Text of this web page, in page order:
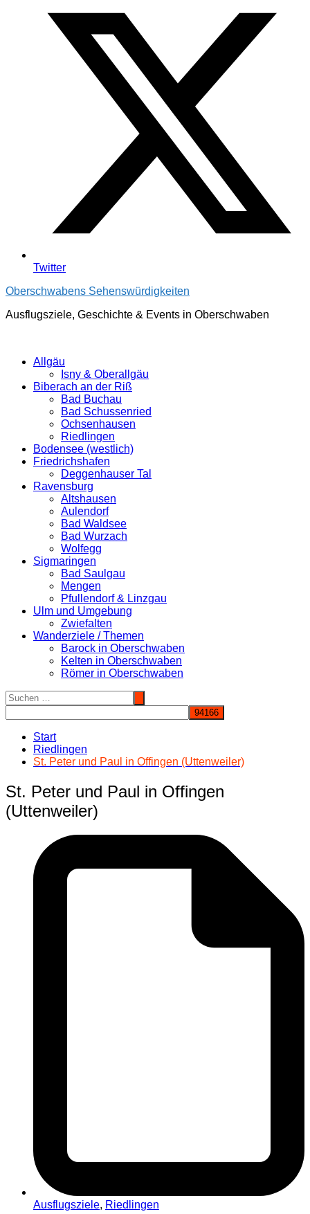
Twitter
Oberschwabens Sehenswürdigkeiten
Ausflugsziele, Geschichte & Events in Oberschwaben
Allgäu
Isny & Oberallgäu
Biberach an der Riß
Bad Buchau
Bad Schussenried
Ochsenhausen
Riedlingen
Bodensee (westlich)
Friedrichshafen
Deggenhauser Tal
Ravensburg
Altshausen
Aulendorf
Bad Waldsee
Bad Wurzach
Wolfegg
Sigmaringen
Bad Saulgau
Mengen
Pfullendorf & Linzgau
Ulm und Umgebung
Zwiefalten
Wanderziele / Themen
Barock in Oberschwaben
Kelten in Oberschwaben
Römer in Oberschwaben
Start
Riedlingen
St. Peter und Paul in Offingen (Uttenweiler)
St. Peter und Paul in Offingen
(Uttenweiler)
Ausflugsziele, Riedlingen